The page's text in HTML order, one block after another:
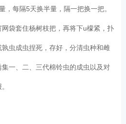
，每隔5天换半量，隔一把换一把。
袋套住杨树枝把，再将下u檬紧，扑
虫成虫捏死，存好，分清虫种和雌
一、二、三代棉铃虫的成虫以及对